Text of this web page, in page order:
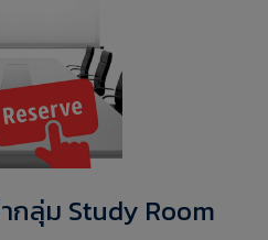
กลุ่ม Study Room